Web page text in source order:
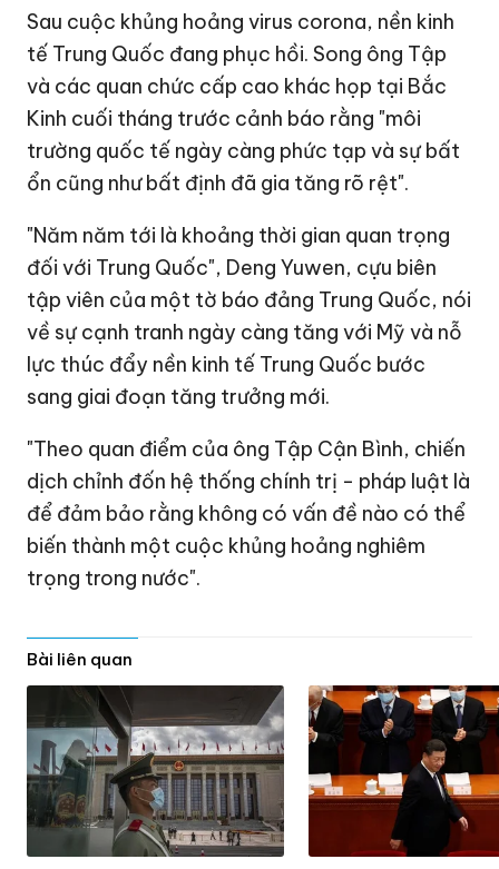
Sau cuộc khủng hoảng virus corona, nền kinh
tế Trung Quốc đang phục hồi. Song ông Tập
và các quan chức cấp cao khác họp tại Bắc
Kinh cuối tháng trước cảnh báo rằng "môi
trường quốc tế ngày càng phức tạp và sự bất
ổn cũng như bất định đã gia tăng rõ rệt".
"Năm năm tới là khoảng thời gian quan trọng
đối với Trung Quốc", Deng Yuwen, cựu biên
tập viên của một tờ báo đảng Trung Quốc, nói
về sự cạnh tranh ngày càng tăng với Mỹ và nỗ
lực thúc đẩy nền kinh tế Trung Quốc bước
sang giai đoạn tăng trưởng mới.
"Theo quan điểm của ông Tập Cận Bình, chiến
dịch chỉnh đốn hệ thống chính trị - pháp luật là
để đảm bảo rằng không có vấn đề nào có thể
biến thành một cuộc khủng hoảng nghiêm
trọng trong nước".
Bài liên quan